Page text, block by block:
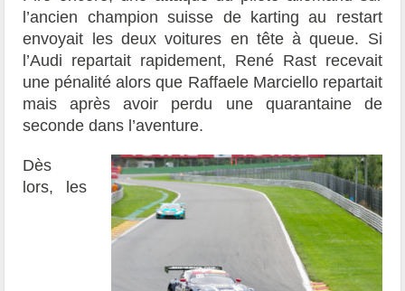
l’ancien champion suisse de karting au restart
envoyait les deux voitures en tête à queue. Si
l’Audi repartait rapidement, René Rast recevait
une pénalité alors que Raffaele Marciello repartait
mais après avoir perdu une quarantaine de
seconde dans l’aventure.
Dès
lors, les